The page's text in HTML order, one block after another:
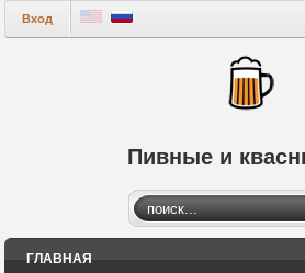
Пивные и
Вход
ГЛАВНАЯ